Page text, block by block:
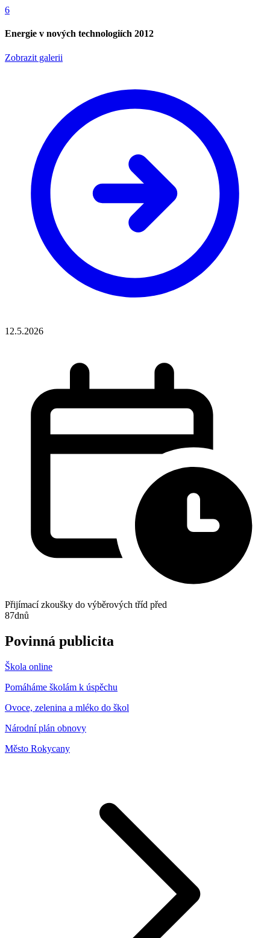
6
Energie v nových technologiích 2012
Zobrazit galerii
12.5.2026
Přijímací zkoušky do výběrových tříd před
87dnů
Povinná publicita
Škola online
Pomáháme školám k úspěchu
Ovoce, zelenina a mléko do škol
Národní plán obnovy
Město Rokycany